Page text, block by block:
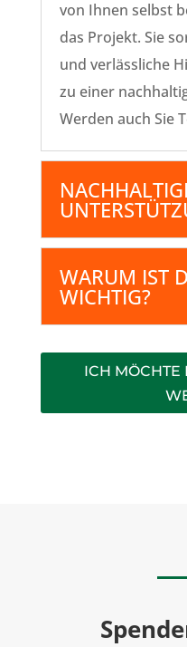
von Ihnen selbst
das Projekt. Sie
und verlässliche
zu einer
Werden auch Sie
WARUM IST
WICHTIG?
ICH MÖCHTE